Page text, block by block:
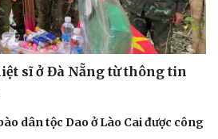
sĩ ở Đà Nẵng từ thông tin
dân tộc Dao ở Lào Cai được công